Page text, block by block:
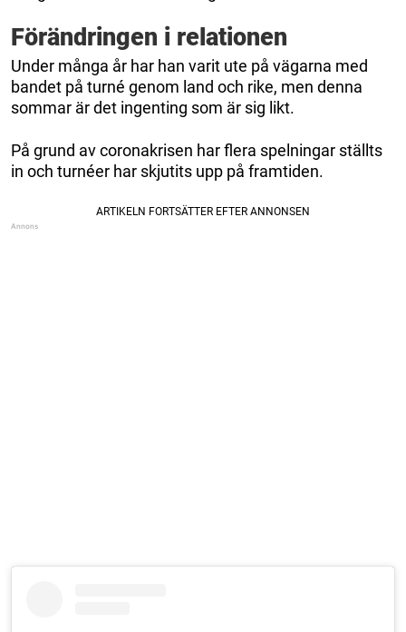
Förändringen i relationen
Under många år har han varit ute på vägarna med
bandet på turné genom land och rike, men denna
sommar är det ingenting som är sig likt.
På grund av coronakrisen har flera spelningar ställts
in och turnéer har skjutits upp på framtiden.